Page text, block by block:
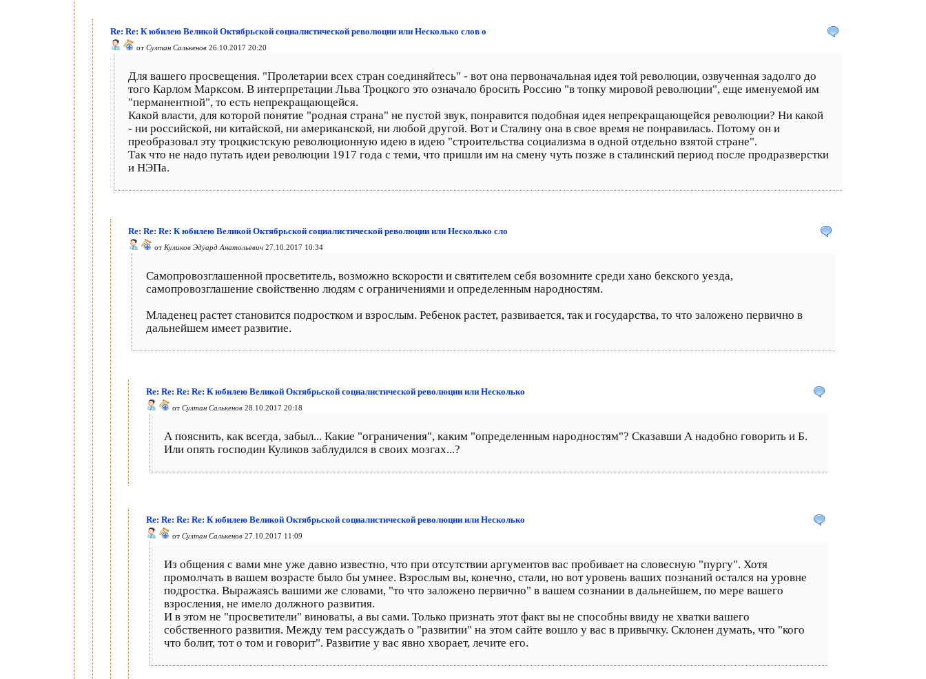
Re: Re: К юбилею Великой Октябрьской социалистической революции или Несколько слов о
от Султан Салькенов 26.10.2017 20:20
Для вашего просвещения. "Пролетарии всех стран соединяйтесь" - вот она первоначальная идея той революции, озвученная задолго до
того Карлом Марксом. В интерпретации Льва Троцкого это означало бросить Россию "в топку мировой революции", еще именуемой им
"перманентной", то есть непрекращающейся.
Какой власти, для которой понятие "родная страна" не пустой звук, понравится подобная идея непрекращающейся революции? Ни какой
- ни российской, ни китайской, ни американской, ни любой другой. Вот и Сталину она в свое время не понравилась. Потому он и
преобразовал эту троцкистскую революционную идею в идею "строительства социализма в одной отдельно взятой стране".
Так что не надо путать идеи революции 1917 года с теми, что пришли им на смену чуть позже в сталинский период после продразверстки
и НЭПа.
Re: Re: Re: К юбилею Великой Октябрьской социалистической революции или Несколько сло
от Куликов Эдуард Анатольевич 27.10.2017 10:34
Самопровозглашенной просветитель, возможно вскорости и святителем себя возомните среди хано бекского уезда,
самопровозглашение свойственно людям с ограничениями и определенным народностям.
Младенец растет становится подростком и взрослым. Ребенок растет, развивается, так и государства, то что заложено первично в
дальнейшем имеет развитие.
Re: Re: Re: Re: К юбилею Великой Октябрьской социалистической революции или Несколько
от Султан Салькенов 28.10.2017 20:18
А пояснить, как всегда, забыл... Какие "ограничения", каким "определенным народностям"? Сказавши А надобно говорить и Б.
Или опять господин Куликов заблудился в своих мозгах...?
Re: Re: Re: Re: К юбилею Великой Октябрьской социалистической революции или Несколько
от Султан Салькенов 27.10.2017 11:09
Из общения с вами мне уже давно известно, что при отсутствии аргументов вас пробивает на словесную "пургу". Хотя
промолчать в вашем возрасте было бы умнее. Взрослым вы, конечно, стали, но вот уровень ваших познаний остался на уровне
подростка. Выражаясь вашими же словами, "то что заложено первично" в вашем сознании в дальнейшем, по мере вашего
взросления, не имело должного развития.
И в этом не "просветители" виноваты, а вы сами. Только признать этот факт вы не способны ввиду не хватки вашего
собственного развития. Между тем рассуждать о "развитии" на этом сайте вошло у вас в привычку. Склонен думать, что "кого
что болит, тот о том и говорит". Развитие у вас явно хворает, лечите его.